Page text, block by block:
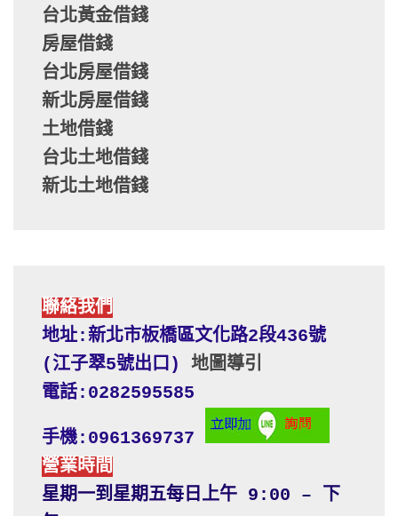
台北黃金借錢
房屋借錢
台北房屋借錢
新北房屋借錢
土地借錢
台北土地借錢
新北土地借錢
聯絡我們
地址:新北市板橋區文化路2段436號
(江子翠5號出口) 地圖導引
電話:0282595585
手機:0961369737
營業時間
星期一到星期五每日上午 9:00 – 下